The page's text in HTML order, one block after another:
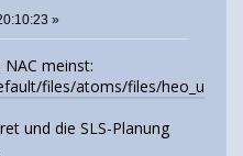
»
meinst:
files/atoms/files/
und die SLS-Planung